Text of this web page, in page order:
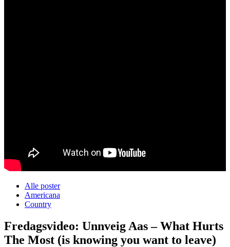
Alle poster
Americana
Country
Fredagsvideo: Unnveig Aas – What Hurts
The Most (is knowing you want to leave)